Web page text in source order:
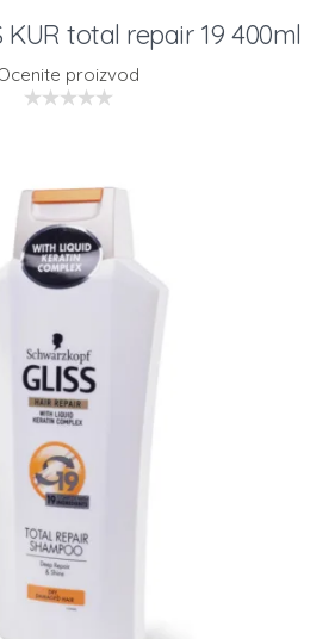
KUR total repair 19 400ml
proizvod